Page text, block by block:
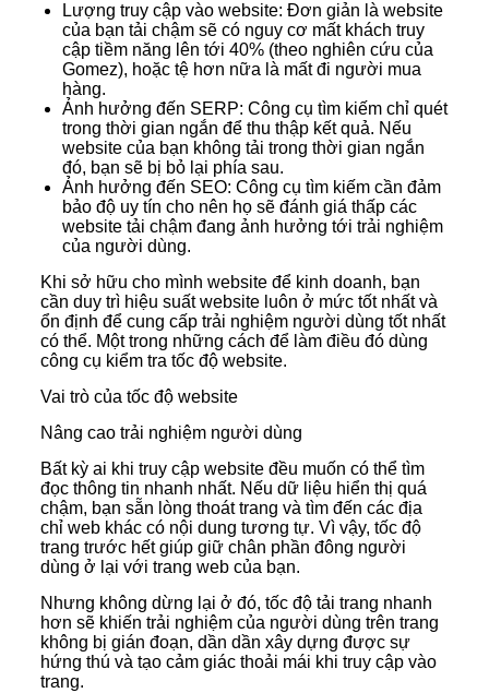
Lượng truy cập vào website: Đơn giản là website
của bạn tải chậm sẽ có nguy cơ mất khách truy
cập tiềm năng lên tới 40% (theo nghiên cứu của
Gomez), hoặc tệ hơn nữa là mất đi người mua
hàng.
Ảnh hưởng đến SERP: Công cụ tìm kiếm chỉ quét
trong thời gian ngắn để thu thập kết quả. Nếu
website của bạn không tải trong thời gian ngắn
đó, bạn sẽ bị bỏ lại phía sau.
Ảnh hưởng đến SEO: Công cụ tìm kiếm cần đảm
bảo độ uy tín cho nên họ sẽ đánh giá thấp các
website tải chậm đang ảnh hưởng tới trải nghiệm
của người dùng.
Khi sở hữu cho mình website để kinh doanh, bạn
cần duy trì hiệu suất website luôn ở mức tốt nhất và
ổn định để cung cấp trải nghiệm người dùng tốt nhất
có thể. Một trong những cách để làm điều đó dùng
công cụ kiểm tra tốc độ website.
Vai trò của tốc độ website
Nâng cao trải nghiệm người dùng
Bất kỳ ai khi truy cập website đều muốn có thể tìm
đọc thông tin nhanh nhất. Nếu dữ liệu hiển thị quá
chậm, bạn sẵn lòng thoát trang và tìm đến các địa
chỉ web khác có nội dung tương tự. Vì vậy, tốc độ
trang trước hết giúp giữ chân phần đông người
dùng ở lại với trang web của bạn.
Nhưng không dừng lại ở đó, tốc độ tải trang nhanh
hơn sẽ khiến trải nghiệm của người dùng trên trang
không bị gián đoạn, dần dần xây dựng được sự
hứng thú và tạo cảm giác thoải mái khi truy cập vào
trang.